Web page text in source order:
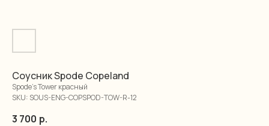
Соусник Spode Copeland
Spode's Tower красный
SKU: SOUS-ENG-COPSPOD-TOW-R-12
3 700 р.